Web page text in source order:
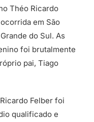
Théo Ricardo
em São
do Sul. As
foi brutalmente
pai, Tiago
Felber foi
qualificado e